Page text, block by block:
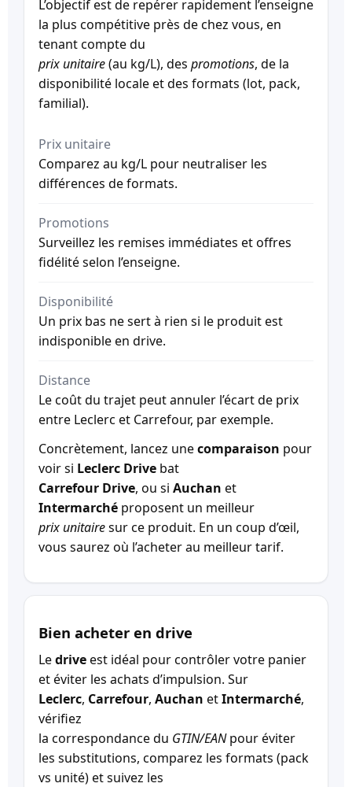
L’objectif est de repérer rapidement l’enseigne
la plus compétitive près de chez vous, en
tenant compte du
prix unitaire(au kg/L), des promotions, de la
disponibilité locale et des formats (lot, pack,
familial).
Prix unitaire
Comparez au kg/L pour neutraliser les
différences de formats.
Promotions
Surveillez les remises immédiates et offres
fidélité selon l’enseigne.
Disponibilité
Un prix bas ne sert à rien si le produit est
indisponible en drive.
Distance
Le coût du trajet peut annuler l’écart de prix
entre Leclerc et Carrefour, par exemple.
Concrètement, lancez unecomparaison pour
voir si Leclerc Drive bat
Carrefour Drive, ou si Auchan et
Intermarché proposent un meilleur
prix unitairesur ce produit. En un coup d’œil,
vous saurez où l’acheter au meilleur tarif.
Bien acheter en drive
Ledriveest idéal pour contrôler votre panier
et éviter les achats d’impulsion. Sur
Leclerc, Carrefour, Auchan etIntermarché,
vérifiez
la correspondance du GTIN/EANpour éviter
les substitutions, comparez les formats (pack
vs unité) et suivez les